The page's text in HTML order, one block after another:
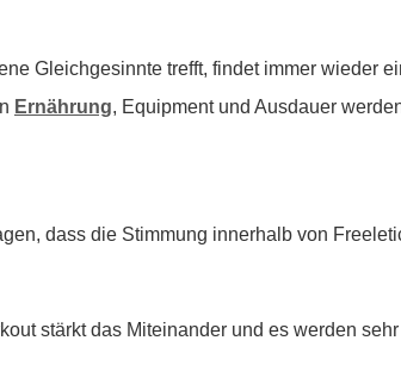
Gleichgesinnte trefft, findet immer wieder
Ernährung, Equipment und Ausdauer
dass die Stimmung innerhalb von
stärkt das Miteinander und es werden